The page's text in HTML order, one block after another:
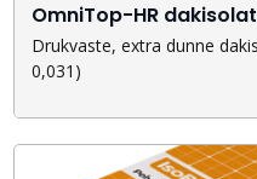
OmniTop-HR
Drukvaste, extra dunne
0,031)